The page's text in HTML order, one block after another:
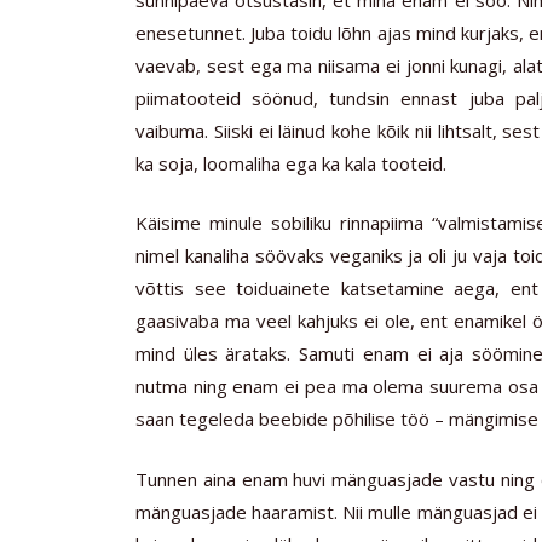
enesetunnet. Juba toidu lõhn ajas mind kurjaks,
vaevab, sest ega ma niisama ei jonni kunagi,
piimatooteid söönud, tundsin ennast juba
vaibuma. Siiski ei läinud kohe kõik nii lihtsalt,
ka soja, loomaliha ega ka kala tooteid.
Käisime minule sobiliku rinnapiima
nimel kanaliha söövaks veganiks ja oli ju vaja
võttis see toiduainete katsetamine aega,
gaasivaba ma veel kahjuks ei ole, ent enamikel
mind üles ärataks. Samuti enam ei aja
nutma ning enam ei pea ma olema suurema
saan tegeleda beebide põhilise töö –
Tunnen aina enam huvi mänguasjade vastu
mänguasjade haaramist. Nii mulle mänguasjad